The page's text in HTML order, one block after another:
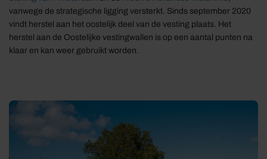
vanwege de strategische ligging versterkt. Sinds september 2020
vindt herstel aan het oostelijk deel van de vesting plaats. Het
herstel aan de Oostelijke vestingwallen is op een aantal punten na
klaar en kan weer gebruikt worden.